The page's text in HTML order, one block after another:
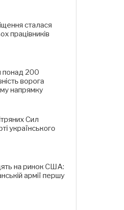
сталася
працівників
понад 200
ворога
напрямку
Сил
українського
на ринок США:
армії першу